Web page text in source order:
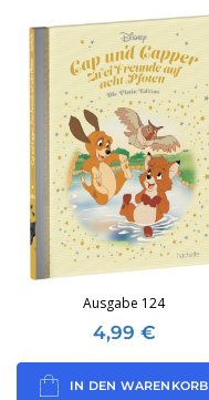
Ausgabe 124
4,99 €
IN DEN WARENKORB